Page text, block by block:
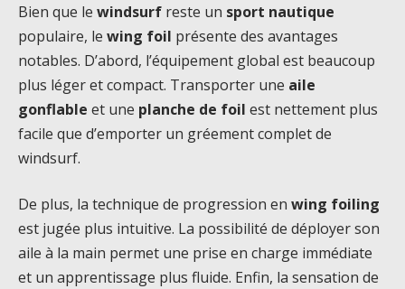
Bien que le windsurf reste un sport nautique
populaire, le wing foil présente des avantages
notables. D’abord, l’équipement global est beaucoup
plus léger et compact. Transporter une aile
gonflable et une planche de foil est nettement plus
facile que d’emporter un gréement complet de
windsurf.
De plus, la technique de progression en wing foiling
est jugée plus intuitive. La possibilité de déployer son
aile à la main permet une prise en charge immédiate
et un apprentissage plus fluide. Enfin, la sensation de